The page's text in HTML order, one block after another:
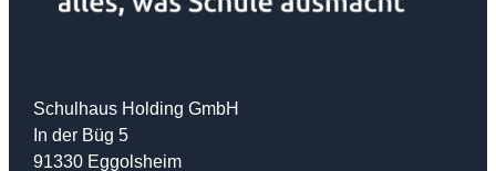
Schulhaus Holding GmbH
In der Büg 5
91330 Eggolsheim